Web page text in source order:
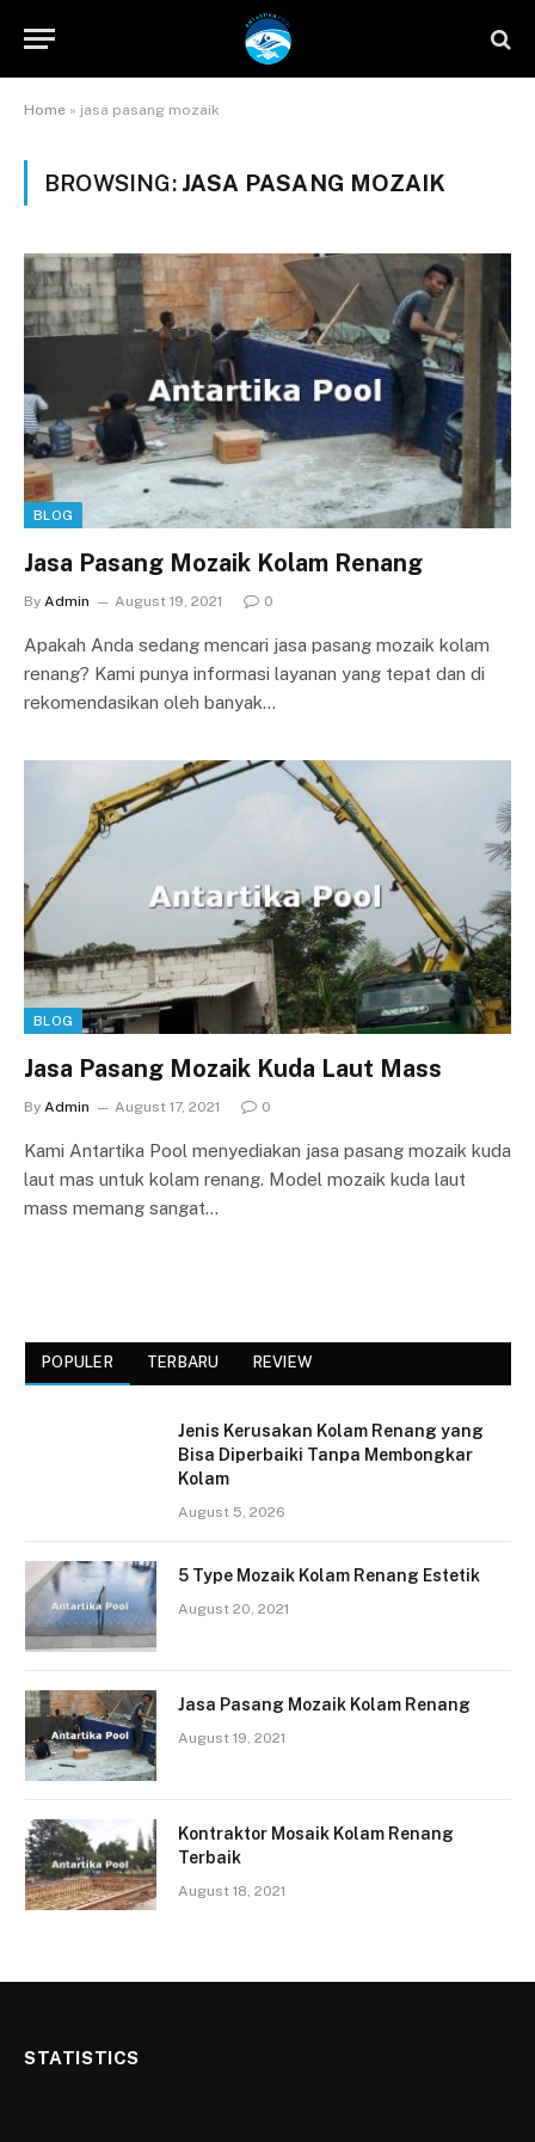
Home » jasa pasang mozaik
BROWSING: JASA PASANG MOZAIK
BLOG
Jasa Pasang Mozaik Kolam Renang
By Admin August 19, 2021 0
Apakah Anda sedang mencari jasa pasang mozaik kolam
renang? Kami punya informasi layanan yang tepat dan di
rekomendasikan oleh banyak…
BLOG
Jasa Pasang Mozaik Kuda Laut Mass
By Admin August 17, 2021 0
Kami Antartika Pool menyediakan jasa pasang mozaik kuda
laut mas untuk kolam renang. Model mozaik kuda laut
mass memang sangat…
POPULER TERBARU REVIEW
Jenis Kerusakan Kolam Renang yang
Bisa Diperbaiki Tanpa Membongkar
Kolam
August 5, 2026
5 Type Mozaik Kolam Renang Estetik
August 20, 2021
Jasa Pasang Mozaik Kolam Renang
August 19, 2021
Kontraktor Mosaik Kolam Renang
Terbaik
August 18, 2021
STATISTICS